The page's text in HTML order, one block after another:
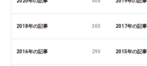
2018年の記事 305 2017年の記事
2016年の記事 290 2015年の記事